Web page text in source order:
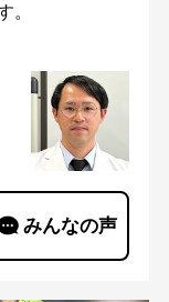
。
みんなの声